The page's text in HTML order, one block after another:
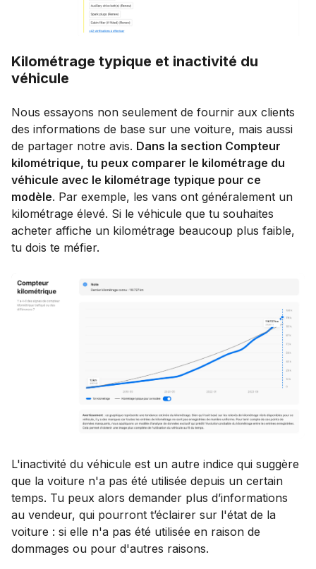
Kilométrage typique et inactivité du
véhicule
Nous essayons non seulement de fournir aux clients
des informations de base sur une voiture, mais aussi
de partager notre avis. Dans la section Compteur
kilométrique, tu peux comparer le kilométrage du
véhicule avec le kilométrage typique pour ce
modèle. Par exemple, les vans ont généralement un
kilométrage élevé. Si le véhicule que tu souhaites
acheter affiche un kilométrage beaucoup plus faible,
tu dois te méfier.
L'inactivité du véhicule est un autre indice qui suggère
que la voiture n'a pas été utilisée depuis un certain
temps. Tu peux alors demander plus d’informations
au vendeur, qui pourront t’éclairer sur l'état de la
voiture : si elle n'a pas été utilisée en raison de
dommages ou pour d'autres raisons.